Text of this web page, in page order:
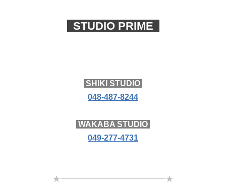
STUDIO PRIME
SHIKI STUDIO
048-487-8244
WAKABA STUDIO
049-277-4731
★━━━━━━━━━━━━━★